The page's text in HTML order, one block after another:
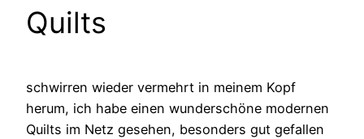
Quilts
schwirren wieder vermehrt in meinem Kopf
herum, ich habe einen wunderschöne modernen
Quilts im Netz gesehen, besonders gut gefallen